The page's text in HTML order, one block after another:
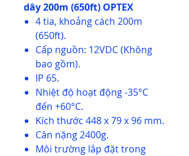
dây 200m (650ft) OPTEX
4 tia, khoảng cách 200m
(650ft).
Cấp nguồn: 12VDC (Không
bao gồm).
IP 65.
Nhiệt độ hoạt động -35°C
đến +60°C.
Kích thước 448 x 79 x 96 mm.
Cân nặng 2400g.
Môi trường lắp đặt trong